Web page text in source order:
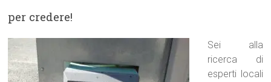
per credere!
Sei alla
ricerca di
esperti locali